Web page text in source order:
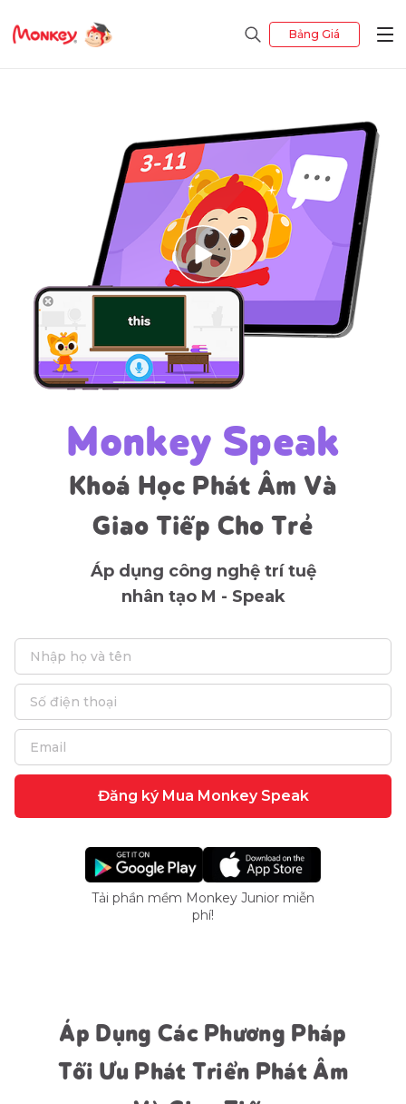
Bảng Giá
Tải phần mềm Monkey Junior miễn
phí!
Monkey Speak
Khoá Học Phát Âm Và
Giao Tiếp Cho Trẻ
Áp dụng công nghệ trí tuệ
nhân tạo M - Speak
Đăng ký Mua Monkey Speak
Áp Dụng Các Phương Pháp
Tối Ưu Phát Triển Phát Âm